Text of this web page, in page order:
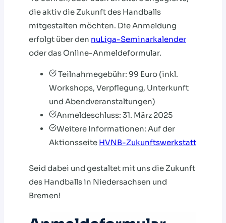
die aktiv die Zukunft des Handballs
mitgestalten möchten. Die Anmeldung
erfolgt über den nuLiga-Seminarkalender
oder das Online-Anmeldeformular.
Teilnahmegebühr: 99 Euro (inkl.
Workshops, Verpflegung, Unterkunft
und Abendveranstaltungen)
Anmeldeschluss: 31. März 2025
Weitere Informationen: Auf der
Aktionsseite HVNB-Zukunftswerkstatt
Seid dabei und gestaltet mit uns die Zukunft
des Handballs in Niedersachsen und
Bremen!